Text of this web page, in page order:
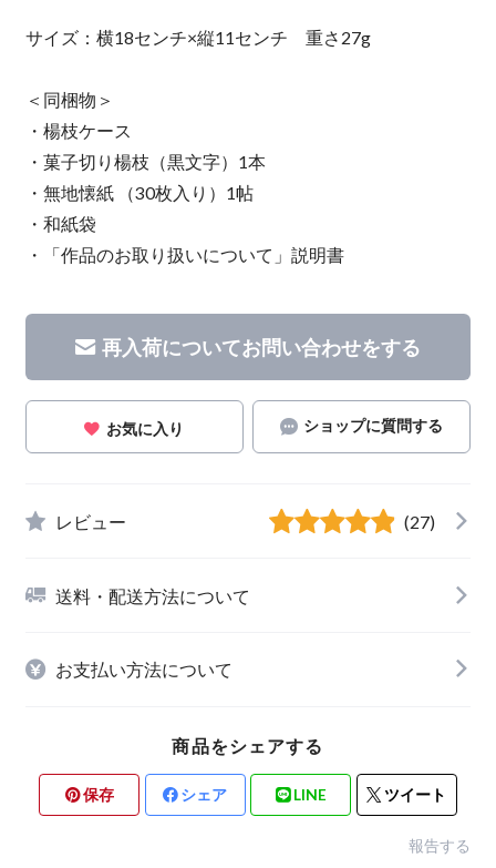
サイズ：横18センチ×縦11センチ 重さ27g
＜同梱物＞
・楊枝ケース
・菓子切り楊枝（黒文字）1本
・無地懐紙 （30枚入り）1帖
・和紙袋
・「作品のお取り扱いについて」説明書
再入荷についてお問い合わせをする
お気に入り ショップに質問する
レビュー (27)
送料・配送方法について
お支払い方法について
商品をシェアする
保存 シェア LINE ツイート
報告する